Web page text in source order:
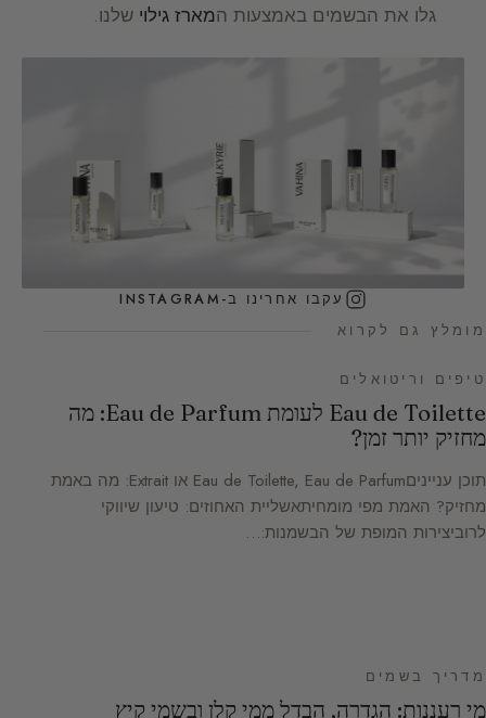
גלו את הבשמים באמצעות המארז גילוי שלנו.
עקבו אחרינו ב-INSTAGRAM
מומלץ גם לקרוא
טיפים וריטואלים
Eau de Toilette לעומת Eau de Parfum: מה
מחזיק יותר זמן?
תוכן ענייניםEau de Toilette, Eau de Parfum או Extrait: מה באמת
מחזיק? האמת מפי מומחיתאשליית האחוזים: טיעון שיווקי
לרוביצירות המופת של הבשמנות:…
מדריך בשמים
מי רעננות: הגדרה, הבדל ממי קלן ובשמי קיץ